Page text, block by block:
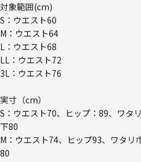
対象範囲(cm)
S：ウエスト60
M：ウエスト64
L：ウエスト68
LL：ウエスト72
3L：ウエスト76
実寸（cm）
S：ウエスト70、ヒップ：89、ワタ
下80
M：ウエスト74、ヒップ93、ワタリ
80